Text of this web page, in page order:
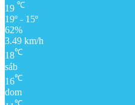
19 ℃
19º - 15º
62%
3.49 km/h
18℃
sáb
16℃
dom